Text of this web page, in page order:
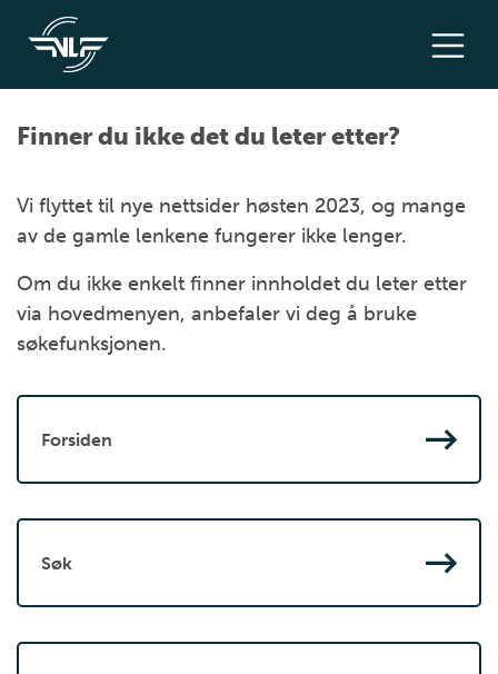
Finner du ikke det du leter etter?
Vi flyttet til nye nettsider høsten 2023, og mange
av de gamle lenkene fungerer ikke lenger.
Om du ikke enkelt finner innholdet du leter etter
via hovedmenyen, anbefaler vi deg å bruke
søkefunksjonen.
Forsiden
Søk